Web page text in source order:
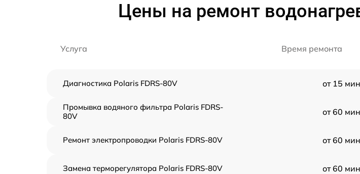
Цены на ремонт
Услуга Время ремонта
Диагностика Polaris FDRS-80V от 15 мин
Промывка водяного фильтра Polaris FDRS-
80V
от 60 мин
Ремонт электропроводки Polaris FDRS-80V от 60 мин
Замена терморегулятора Polaris FDRS-80V от 60 мин